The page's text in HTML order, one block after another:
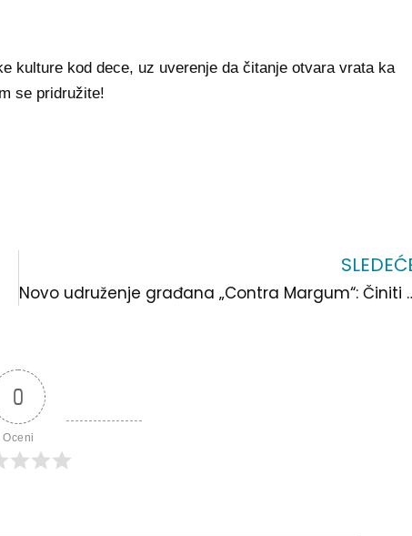
kulture kod dece, uz uverenje da čitanje otvara vrata ka
se pridružite!
Novo udruženje građana
0
Oceni